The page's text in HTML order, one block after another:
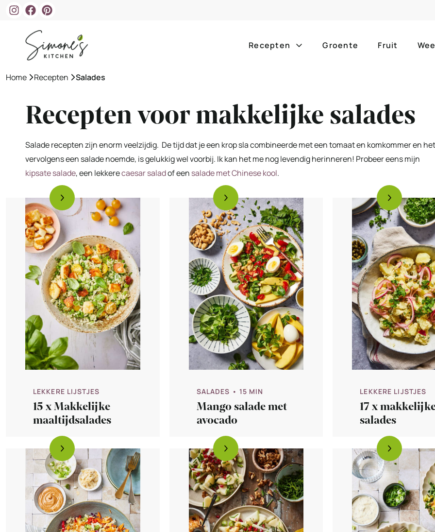
Recepten
ontbijt bijgerechten
lunch hoofdgerechten
borrelhapjes desserts
alle
zomer
slow
Groente Fruit
Home »Recepten »Salades
Recepten voor makkelijke salades
Salade recepten zijn enorm veelzijdig. De tijd dat je een krop sla combineerde met een tomaat en komkommer en het
vervolgens een salade noemde, is gelukkig wel voorbij. Ik kan het me nog levendig herinneren! Probeer eens mijn
kipsate salade, een lekkerecaesar saladof een salade met Chinese kool.
LEKKERE LIJSTJES
15 x Makkelijke
maaltijdsalades
SALADES • 15 MIN
Mango salade met
avocado
LEKKERE LIJSTJES
17 x
salades